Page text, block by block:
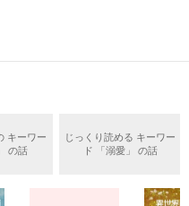
す＊
いるのだが、後輩の姫原由
にされ、一人こっそり泣い
キーワー
の話
じっくり読める キーワー
ド 「溺愛」 の話